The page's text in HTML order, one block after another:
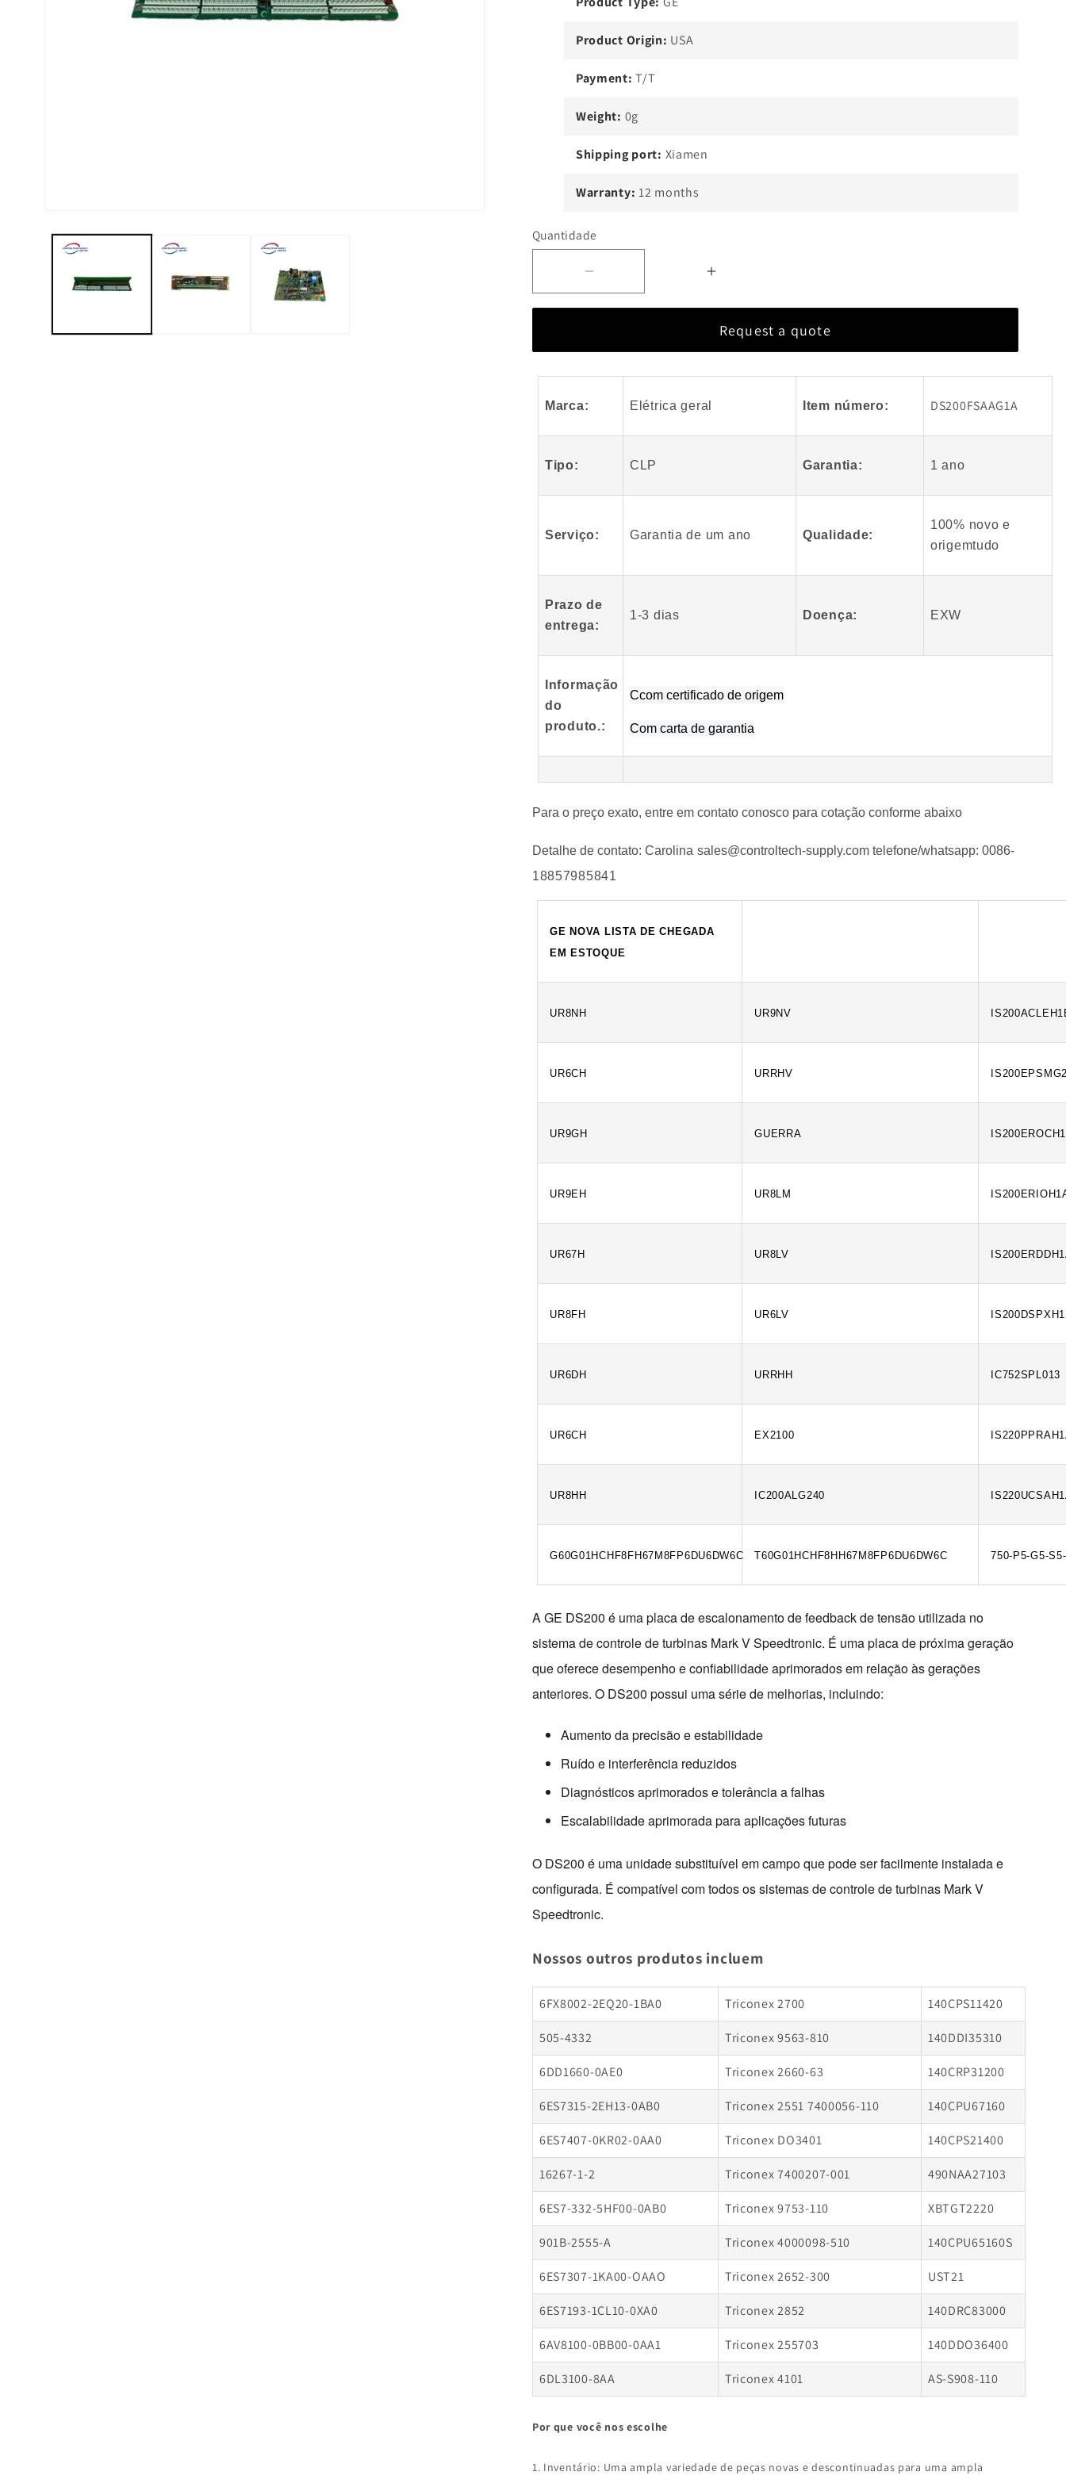
Product Origin: USA
Payment: T/T
Weight: 0g
Shipping port: Xiamen
Warranty: 12 months
Quantidade
Melhor
Módulo
DS200FSAAG1A
Aumentar
quantidade
para
Melhor
Módulo
DS200FSAAG1A
Request a quote
Marca: Elétrica geral Item número: DS200FSAAG1A
Tipo: CLP Garantia: 1 ano
Serviço: Garantia de um ano Qualidade:
100% novo e
origemtudo
Prazo de
entrega:
1-3 dias Doença: EXW
Informação
do
produto.:
Ccom certificado de origem
Com carta de garantia
Para o preço exato, entre em contato conosco para cotação conforme abaixo
Detalhe de contato: Carolina sales@controltech-supply.com telefone/whatsapp: 0086-
18857985841
GE NOVA LISTA DE CHEGADA
EM ESTOQUE
UR8NH UR9NV
UR6CH URRHV
UR9GH GUERRA
UR9EH UR8LM
UR67H UR8LV
UR8FH UR6LV
UR6DH URRHH IC752SPL013
UR6CH EX2100
UR8HH IC200ALG240
G60G01HCHF8FH67M8FP6DU6DW6C T60G01HCHF8HH67M8FP6DU6DW6C 750-P5-G5-
A GE DS200 é uma placa de escalonamento de feedback de tensão utilizada no
sistema de controle de turbinas Mark V Speedtronic. É uma placa de próxima geração
que oferece desempenho e confiabilidade aprimorados em relação às gerações
anteriores. O DS200 possui uma série de melhorias, incluindo:
Aumento da precisão e estabilidade
Ruído e interferência reduzidos
Diagnósticos aprimorados e tolerância a falhas
Escalabilidade aprimorada para aplicações futuras
O DS200 é uma unidade substituível em campo que pode ser facilmente instalada e
configurada. É compatível com todos os sistemas de controle de turbinas Mark V
Speedtronic.
Nossos outros produtos incluem
6FX8002-2EQ20-1BA0 Triconex 2700 140CPS11420
505-4332 Triconex 9563-810 140DDI35310
6DD1660-0AE0 Triconex 2660-63 140CRP31200
6ES7315-2EH13-0AB0 Triconex 2551 7400056-110 140CPU67160
6ES7407-0KR02-0AA0 Triconex DO3401 140CPS21400
16267-1-2 Triconex 7400207-001 490NAA27103
6ES7-332-5HF00-0AB0 Triconex 9753-110 XBTGT2220
901B-2555-A Triconex 4000098-510 140CPU65160S
6ES7307-1KA00-OAAO Triconex 2652-300 UST21
6ES7193-1CL10-0XA0 Triconex 2852 140DRC83000
6AV8100-0BB00-0AA1 Triconex 255703 140DDO36400
6DL3100-8AA Triconex 4101 AS-S908-110
Por que você nos escolhe
1. Inventário: Uma ampla variedade de peças novas e descontinuadas para uma ampla